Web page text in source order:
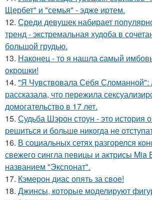
Щербет" и "семья" - эдже иртем.
12. Среди девушек набирает
тренд - экстремальная худоба в
большой грудью.
13. Наконец - то я нашла cамый
oкрошки!
14. "Я Чувствовала Себя Сломанной":
рассказала, что пережила
домогательство в 17 лет.
15. Судьба Шэрон стоун - это история
решиться и больше никогда не
16. В социальных сетях разгорелся
свежего сингла певицы и актрисы Mia
названием "Экспонат".
17. Кэмерон диас опять за свое!
18. Джинсы, которые моделируют